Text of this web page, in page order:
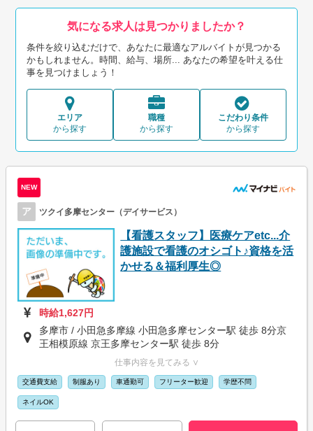
気になる求人は見つかりましたか？
条件を絞り込むだけで、あなたに最適なアルバイトが見つかる
かもしれません。時間、給与、場所... あなたの希望を叶える仕
事を見つけましょう！
エリア
から探す
職種
から探す
こだわり条件
から探す
NEW
ア ツクイ多摩センター（デイサービス）
【看護スタッフ】医療ケアetc...介
護施設で看護のオシゴト♪資格を活
かせる＆福利厚生◎
時給1,627円
多摩市 / 小田急多摩線 小田急多摩センター駅 徒歩 8分京
王相模原線 京王多摩センター駅 徒歩 8分
仕事内容を見てみる ∨
交通費支給 制服あり 車通勤可 フリーター歓迎 学歴不問
ネイルOK